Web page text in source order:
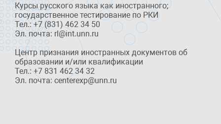
Курсы русского языка как иностранного;
государственное тестирование по РКИ
Тел.: +7 (831) 462 34 50
Эл. почта: rl@int.unn.ru
Центр признания иностранных документов об
образовании и/или квалификации
Тел.: +7 831 462 34 32
Эл. почта: centerexp@unn.ru